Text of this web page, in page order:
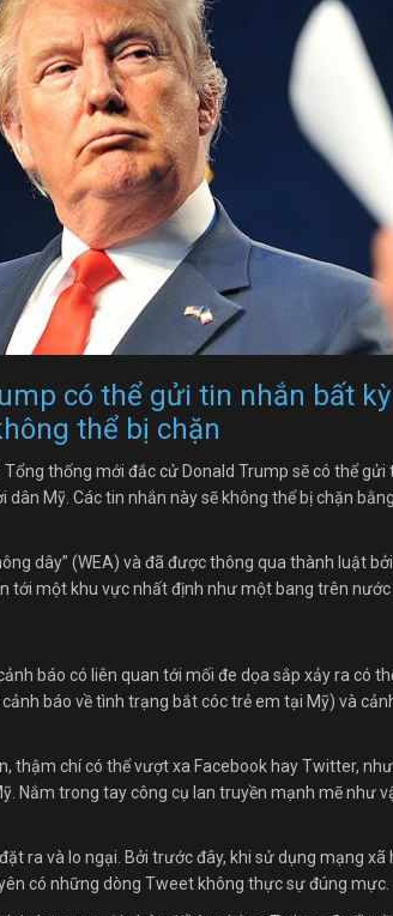
có thể gửi tin nhắn bất
thể bị chặn
thống mới đắc cử Donald Trump sẽ có thể gửi
Mỹ. Các tin nhắn này sẽ không thể bị chặn
dây” (WEA) và đã được thông qua thành luật
tới một khu vực nhất định như một bang trên nước
báo có liên quan tới mối đe dọa sắp xảy ra có
báo về tình trạng bắt cóc trẻ em tại Mỹ) và
thậm chí có thể vượt xa Facebook hay Twitter,
Nắm trong tay công cụ lan truyền mạnh mẽ như
ra và lo ngại. Bởi trước đây, khi sử dụng mạng xã
có những dòng Tweet không thực sự đúng mực.